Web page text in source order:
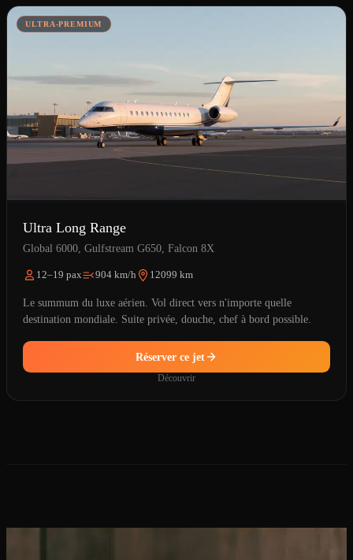
ULTRA-PREMIUM
Ultra Long Range
Global 6000, Gulfstream G650, Falcon 8X
12–19 pax 904 km/h 12099 km
Le summum du luxe aérien. Vol direct vers n'importe quelle
destination mondiale. Suite privée, douche, chef à bord possible.
Réserver ce jet
Découvrir